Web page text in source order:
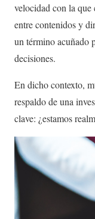
velocidad con la que
entre contenidos y
un término acuñado
decisiones.
En dicho contexto,
respaldo de una
clave: ¿estamos